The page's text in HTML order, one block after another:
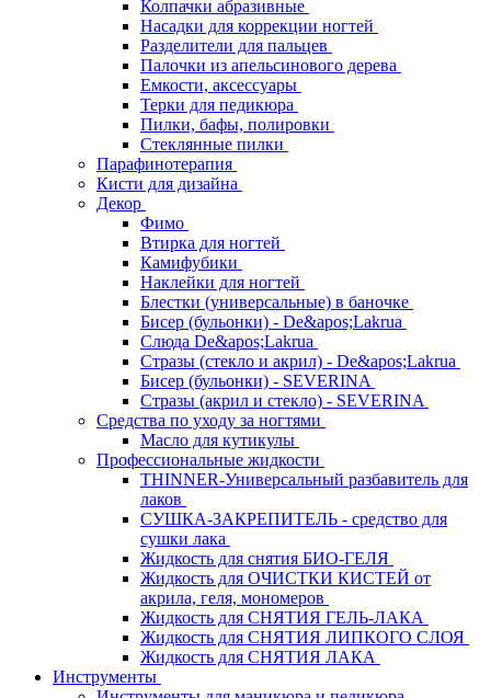
Колпачки абразивные
Насадки для коррекции ногтей
Разделители для пальцев
Палочки из апельсинового дерева
Емкости, аксессуары
Терки для педикюра
Пилки, бафы, полировки
Стеклянные пилки
Парафинотерапия
Кисти для дизайна
Декор
Фимо
Втирка для ногтей
Камифубики
Наклейки для ногтей
Блестки (универсальные) в баночке
Бисер (бульонки) - De&apos;Lakrua
Слюда De&apos;Lakrua
Стразы (стекло и акрил) - De&apos;Lakrua
Бисер (бульонки) - SEVERINA
Стразы (акрил и стекло) - SEVERINA
Средства по уходу за ногтями
Масло для кутикулы
Профессиональные жидкости
THINNER-Универсальный разбавитель для
лаков
СУШКА-ЗАКРЕПИТЕЛЬ - средство для
сушки лака
Жидкость для снятия БИО-ГЕЛЯ
Жидкость для ОЧИСТКИ КИСТЕЙ от
акрила, геля, мономеров
Жидкость для СНЯТИЯ ГЕЛЬ-ЛАКА
Жидкость для СНЯТИЯ ЛИПКОГО СЛОЯ
Жидкость для СНЯТИЯ ЛАКА
Инструменты